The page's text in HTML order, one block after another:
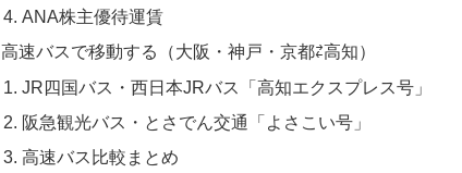
ANA株主優待運賃
高速バスで移動する（大阪・神戸・京都⇄高知）
JR四国バス・西日本JRバス「高知エクスプレス号」
阪急観光バス・とさでん交通「よさこい号」
高速バス比較まとめ